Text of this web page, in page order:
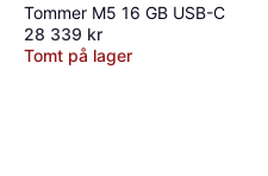
Tommer M5 16 GB USB-C
28 339 kr
Tomt på lager